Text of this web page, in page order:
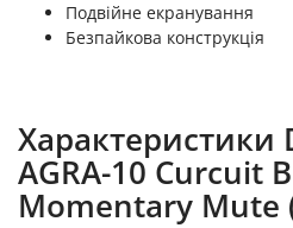
Подвійне екранування
Безпайкова конструкція
Характеристики
AGRA-10 Curcuit
Momentary Mute